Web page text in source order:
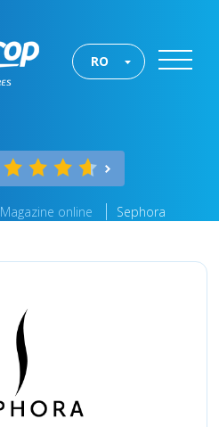
RO
Magazine online Sephora